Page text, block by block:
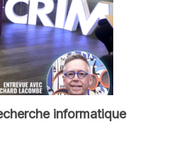
informatique